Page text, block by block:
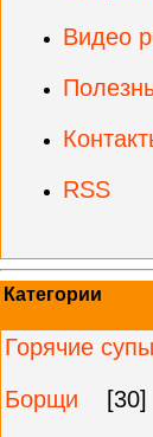
Видео
RSS
Категории
Горячие супы
Борщи
[30]